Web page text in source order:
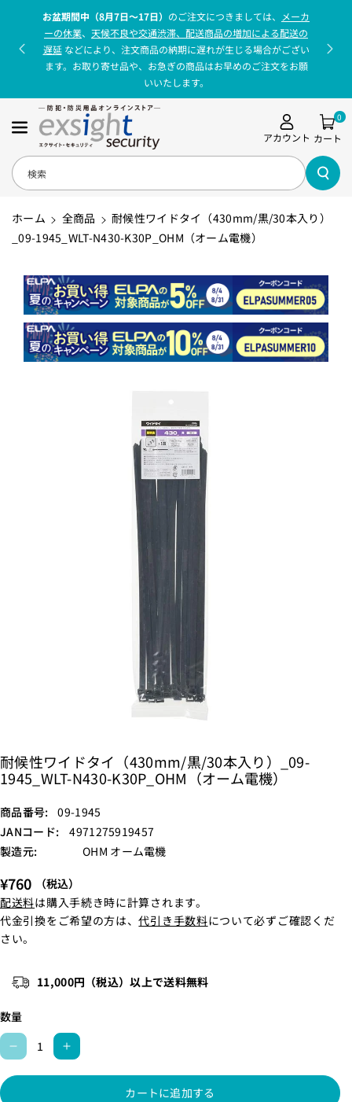
お盆期間中（8月7日〜17日） のご注文につきましては、
メーカ
ーの休業、 天候不良や交通渋滞、配送商品の増加による配送の
遅延などにより、注文商品の納期に遅れが生じる場合がござい
ます。お取り寄せ品や、お急ぎの商品はお早めのご注文をお願
いいたします。
検索
アカウント カート
0
ホーム 全商品
耐候性ワイドタイ（430mm/黒/30本入り）
_09-1945_WLT-N430-K30P_OHM（オーム電機）
耐候性ワイドタイ（430mm/黒/30本入り）_09-
1945_WLT-N430-K30P_OHM（オーム電機）
商品番号: S
K
09-1945
JANコード:
4971275919457
製造元:
OHM オーム電機
¥760
（税込）
配送料は購入手続き時に計算されます。
代金引換をご希望の方は、代引き手数料について必ずご確認くだ
さい。
11,000円（税込）以上で送料無料
数量
耐
候
耐
候
カートに追加する